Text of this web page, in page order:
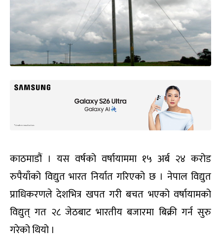
काठमाडौं । यस वर्षको वर्षायाममा १५ अर्ब २४ करोड
रुपैयाँको विद्युत भारत निर्यात गरिएको छ । नेपाल विद्युत
प्राधिकरणले देशभित्र खपत गरी बचत भएको वर्षायामको
विद्युत् गत २८ जेठबाट भारतीय बजारमा बिक्री गर्न सुरु
गरेको थियो ।